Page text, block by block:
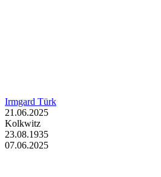
Irmgard Türk
21.06.2025
Kolkwitz
23.08.1935
07.06.2025